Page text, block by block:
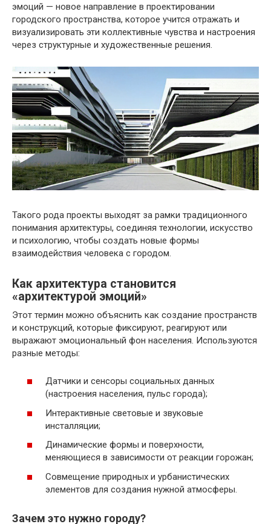
эмоций — новое направление в проектировании
городского пространства, которое учится отражать и
визуализировать эти коллективные чувства и настроения
через структурные и художественные решения.
Такого рода проекты выходят за рамки традиционного
понимания архитектуры, соединяя технологии, искусство
и психологию, чтобы создать новые формы
взаимодействия человека с городом.
Как архитектура становится
«архитектурой эмоций»
Этот термин можно объяснить как создание пространств
и конструкций, которые фиксируют, реагируют или
выражают эмоциональный фон населения. Используются
разные методы:
Датчики и сенсоры социальных данных
(настроения населения, пульс города);
Интерактивные световые и звуковые
инсталляции;
Динамические формы и поверхности,
меняющиеся в зависимости от реакции горожан;
Совмещение природных и урбанистических
элементов для создания нужной атмосферы.
Зачем это нужно городу?